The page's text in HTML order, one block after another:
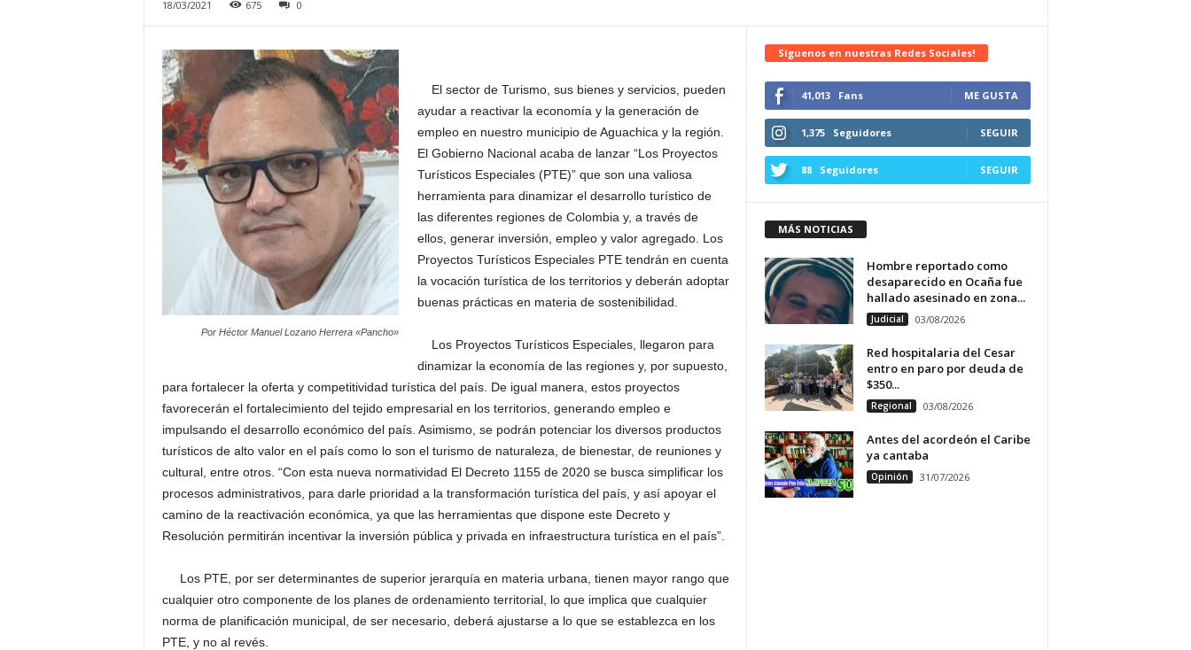
18/03/2021 675 0
Por Héctor Manuel Lozano Herrera «Pancho»
El sector de Turismo, sus bienes y servicios, pueden
ayudar a reactivar la economía y la generación de
empleo en nuestro municipio de Aguachica y la región.
El Gobierno Nacional acaba de lanzar “Los Proyectos
Turísticos Especiales (PTE)” que son una valiosa
herramienta para dinamizar el desarrollo turístico de
las diferentes regiones de Colombia y, a través de
ellos, generar inversión, empleo y valor agregado. Los
Proyectos Turísticos Especiales PTE tendrán en cuenta
la vocación turística de los territorios y deberán adoptar
buenas prácticas en materia de sostenibilidad.
Los Proyectos Turísticos Especiales, llegaron para
dinamizar la economía de las regiones y, por supuesto,
para fortalecer la oferta y competitividad turística del país. De igual manera, estos proyectos
favorecerán el fortalecimiento del tejido empresarial en los territorios, generando empleo e
impulsando el desarrollo económico del país. Asimismo, se podrán potenciar los diversos productos
turísticos de alto valor en el país como lo son el turismo de naturaleza, de bienestar, de reuniones y
cultural, entre otros. “Con esta nueva normatividad El Decreto 1155 de 2020 se busca simplificar los
procesos administrativos, para darle prioridad a la transformación turística del país, y así apoyar el
camino de la reactivación económica, ya que las herramientas que dispone este Decreto y
Resolución permitirán incentivar la inversión pública y privada en infraestructura turística en el país”.
Los PTE, por ser determinantes de superior jerarquía en materia urbana, tienen mayor rango que
cualquier otro componente de los planes de ordenamiento territorial, lo que implica que cualquier
norma de planificación municipal, de ser necesario, deberá ajustarse a lo que se establezca en los
PTE, y no al revés.
Síguenos en nuestras Redes Sociales!
41,013 Fans ME GUSTA
1,375 Seguidores SEGUIR
88 Seguidores SEGUIR
MÁS NOTICIAS
Hombre reportado como
desaparecido en Ocaña fue
hallado asesinado en zona...
Judicial 03/08/2026
Red hospitalaria del Cesar
entro en paro por deuda de
$350...
Regional 03/08/2026
Antes del acordeón el Caribe
ya cantaba
Opinión 31/07/2026